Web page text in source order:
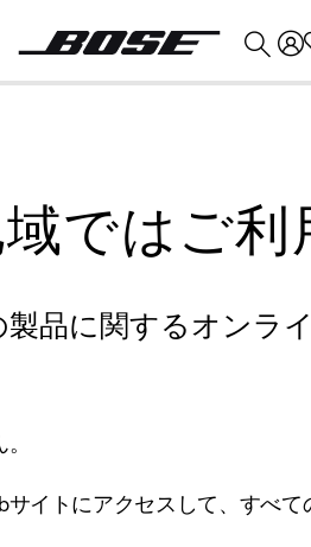
ではご
品に関するオンラ
イトにアクセスして、すべ